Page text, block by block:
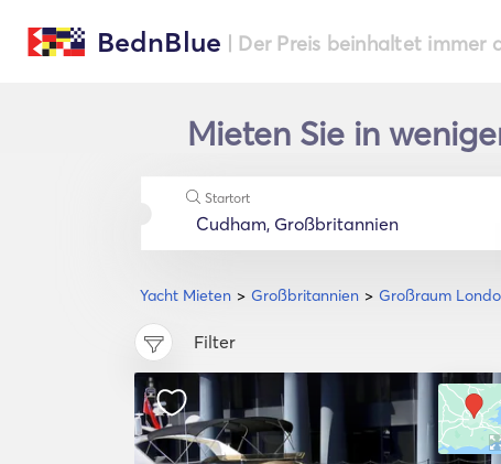
BednBlue | Der Preis beinhaltet immer
Mieten Sie in
Yacht Mieten Großbritannien Großraum
Startort
Filter